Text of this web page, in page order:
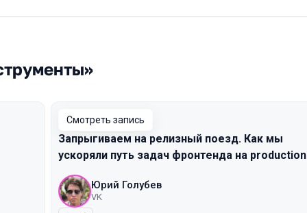
Смотреть запись
Запрыгиваем на релизный поезд. Как мы
ускоряли путь задач фронтенда на production
Юрий Голубев
VK